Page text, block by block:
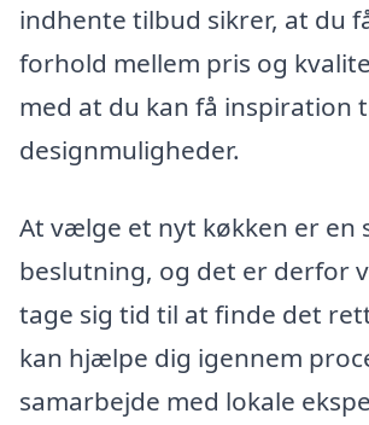
indhente tilbud sikrer, at du
forhold mellem pris og
med at du kan få inspiration
designmuligheder.
At vælge et nyt køkken er en
beslutning, og det er derfor
tage sig tid til at finde det
kan hjælpe dig igennem
samarbejde med lokale